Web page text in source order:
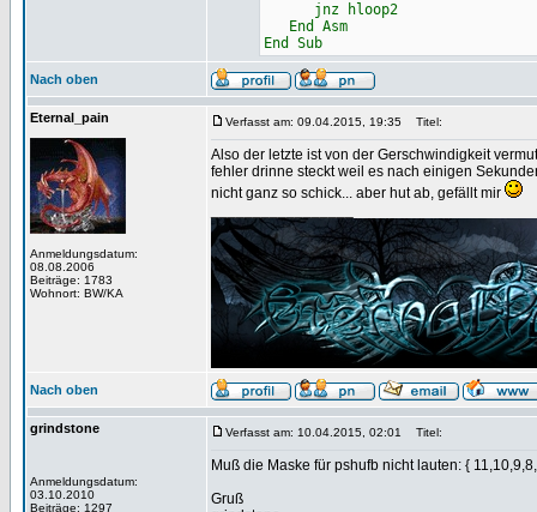
jnz hloop2
End Asm
End Sub
Nach oben
Eternal_pain
Anmeldungsdatum:
08.08.2006
Beiträge: 1783
Wohnort: BW/KA
Verfasst am: 09.04.2015, 19:35 Titel:
Also der letzte ist von der Gerschwindigkeit
fehler drinne steckt weil es nach einigen
nicht ganz so schick... aber hut ab, gefällt mir
Nach oben
grindstone
Anmeldungsdatum:
03.10.2010
Beiträge: 1297
Verfasst am: 10.04.2015, 02:01 Titel:
Muß die Maske für pshufb nicht lauten: {
Gruß